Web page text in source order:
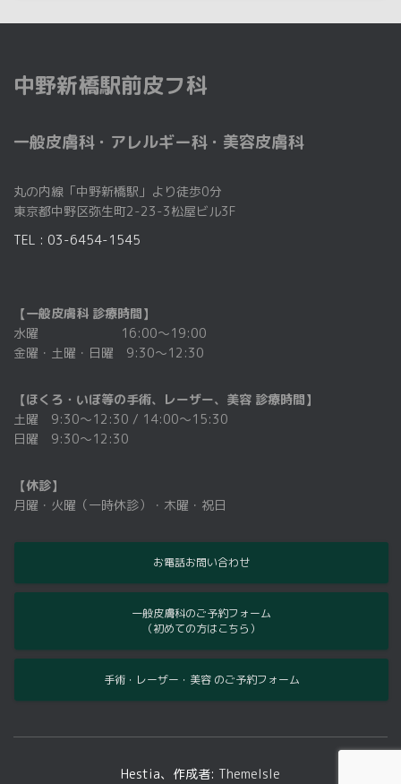
中野新橋駅前皮フ科
一般皮膚科・アレルギー科・美容皮膚科
丸の内線「中野新橋駅」より徒歩0分
東京都中野区弥生町2-23-3松屋ビル3F
TEL : 03-6454-1545
【一般皮膚科 診療時間】
水曜 16:00～19:00
金曜・土曜・日曜 9:30～12:30
【ほくろ・いぼ等の手術、レーザー、美容 診療時間】
土曜 9:30〜12:30 / 14:00～15:30
日曜 9:30〜12:30
【休診】
月曜・火曜（一時休診）・木曜・祝日
お電話お問い合わせ
一般皮膚科のご予約フォーム
（初めての方はこちら）
手術・レーザー・美容 のご予約フォーム
Hestia、作成者: ThemeIsle